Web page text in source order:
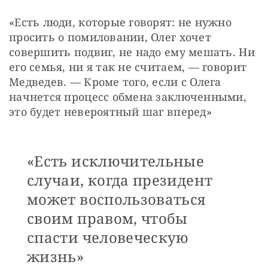
«Есть люди, которые говорят: не нужно
просить о помиловании, Олег хочет
совершить подвиг, не надо ему мешать. Ни
его семья, ни я так не считаем, — говорит
Медведев. — Кроме того, если с Олега
начнется процесс обмена заключенными,
это будет невероятный шаг вперед»
«Есть исключительные
случаи, когда президент
может воспользоваться
своим правом, чтобы
спасти человеческую
жизнь»